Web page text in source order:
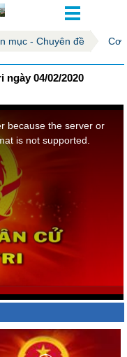
mục - Chuyên đề
Cơ
04/02/2020